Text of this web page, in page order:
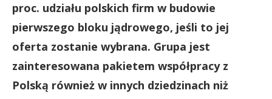
proc. udziału polskich firm w budowie
pierwszego bloku jądrowego, jeśli to jej
oferta zostanie wybrana. Grupa jest
zainteresowana pakietem współpracy z
Polską również w innych dziedzinach niż